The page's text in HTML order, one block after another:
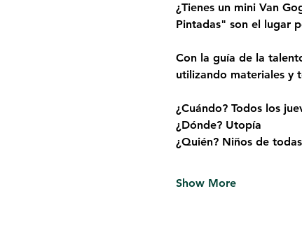
¿Tienes un mini Van
Pintadas" son el lugar
Con la guía de la
utilizando materiales y
¿Cuándo? Todos los
¿Dónde? Utopía
¿Quién? Niños de
Show More